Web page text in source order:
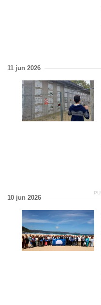
11 jun 2026
10 jun 2026